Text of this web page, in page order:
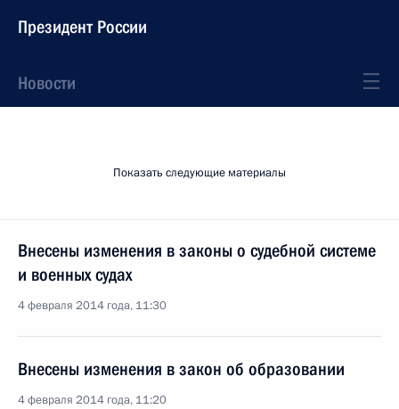
Президент России
Новости
Показать следующие материалы
Внесены изменения в законы о судебной системе
и военных судах
4 февраля 2014 года, 11:30
Внесены изменения в закон об образовании
4 февраля 2014 года, 11:20